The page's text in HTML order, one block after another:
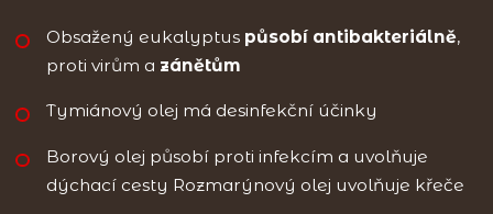
Obsažený eukalyptus působí antibakteriálně,
proti virům a zánětům
Tymiánový olej má desinfekční účinky
Borový olej působí proti infekcím a uvolňuje
dýchací cesty Rozmarýnový olej uvolňuje křeče